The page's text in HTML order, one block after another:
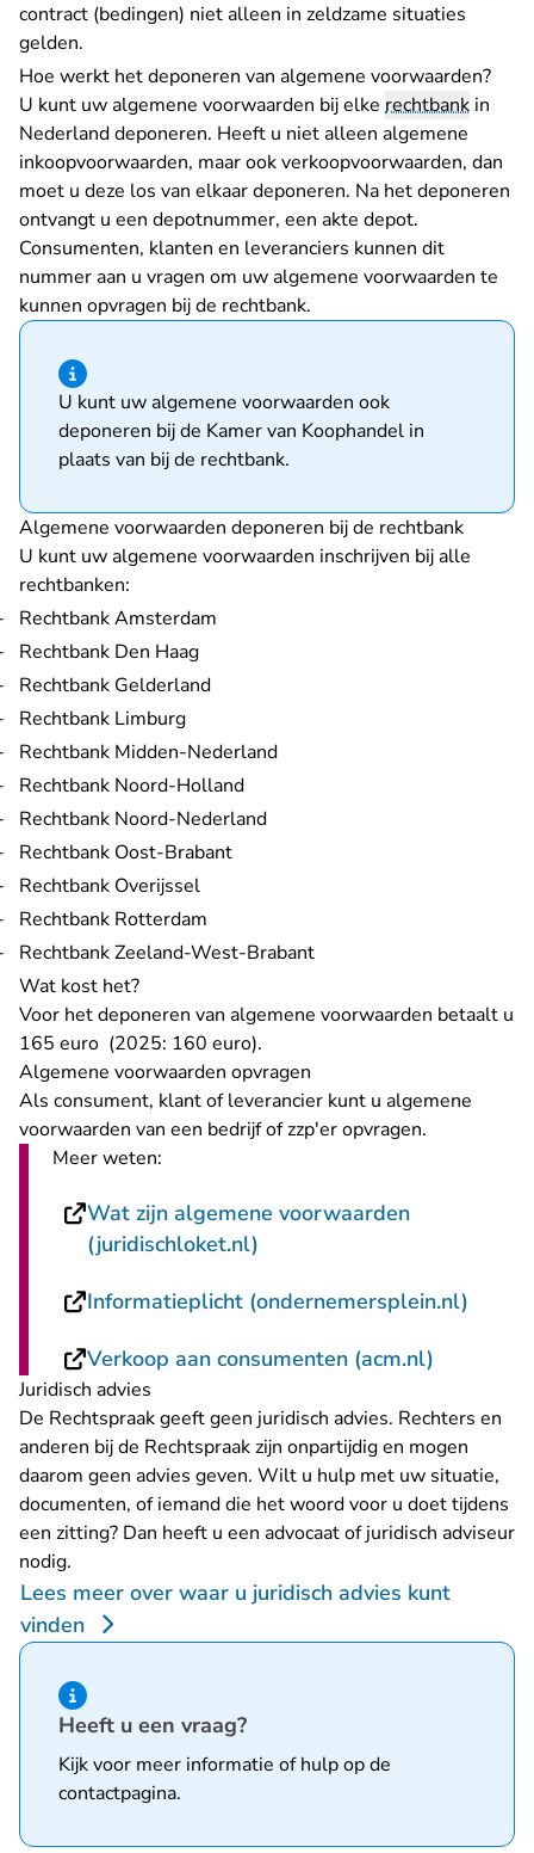
contract (bedingen) niet alleen in zeldzame situaties
gelden.
Hoe werkt het deponeren van algemene voorwaarden?
U kunt uw algemene voorwaarden bij elke rechtbank in
Nederland deponeren. Heeft u niet alleen algemene
inkoopvoorwaarden, maar ook verkoopvoorwaarden, dan
moet u deze los van elkaar deponeren. Na het deponeren
ontvangt u een depotnummer, een akte depot.
Consumenten, klanten en leveranciers kunnen dit
nummer aan u vragen om uw algemene voorwaarden te
kunnen opvragen bij de rechtbank.
Hint van type informatie
U kunt uw algemene voorwaarden ook
deponeren bij de Kamer van Koophandel in
plaats van bij de rechtbank.
Algemene voorwaarden deponeren bij de rechtbank
U kunt uw algemene voorwaarden inschrijven bij alle
rechtbanken:
Rechtbank Amsterdam
Rechtbank Den Haag
Rechtbank Gelderland
Rechtbank Limburg
Rechtbank Midden-Nederland
Rechtbank Noord-Holland
Rechtbank Noord-Nederland
Rechtbank Oost-Brabant
Rechtbank Overijssel
Rechtbank Rotterdam
Rechtbank Zeeland-West-Brabant
Wat kost het?
Voor het deponeren van algemene voorwaarden betaalt u
165 euro (2025: 160 euro).
Algemene voorwaarden opvragen
Als consument, klant of leverancier kunt u algemene
voorwaarden van een bedrijf of zzp'er opvragen.
Meer weten:
Wat zijn algemene voorwaarden
(juridischloket.nl)
Informatieplicht (ondernemersplein.nl)
Verkoop aan consumenten (acm.nl)
Juridisch advies
De Rechtspraak geeft geen juridisch advies. Rechters en
anderen bij de Rechtspraak zijn onpartijdig en mogen
daarom geen advies geven. Wilt u hulp met uw situatie,
documenten, of iemand die het woord voor u doet tijdens
een zitting? Dan heeft u een advocaat of juridisch adviseur
nodig.
Lees meer over waar u juridisch advies kunt
vinden
Hint van type informatie
Heeft u een vraag?
Kijk voor meer informatie of hulp op de
contactpagina.